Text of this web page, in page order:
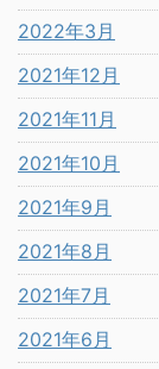
2022年3月
2021年12月
2021年11月
2021年10月
2021年9月
2021年8月
2021年7月
2021年6月